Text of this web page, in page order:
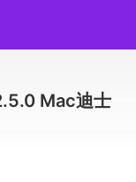
Mac迪士